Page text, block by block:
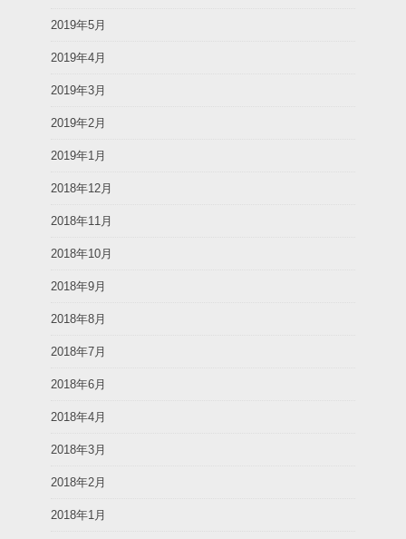
2019年5月
2019年4月
2019年3月
2019年2月
2019年1月
2018年12月
2018年11月
2018年10月
2018年9月
2018年8月
2018年7月
2018年6月
2018年4月
2018年3月
2018年2月
2018年1月